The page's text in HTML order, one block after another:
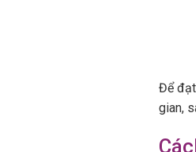
Để đạt
gian,